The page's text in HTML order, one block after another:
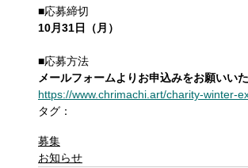
■応募締切
10月31日（月）
■応募方法
メールフォームよりお申込みをお願いい
https://www.chrimachi.art/charity-winter-
タグ：
募集
お知らせ